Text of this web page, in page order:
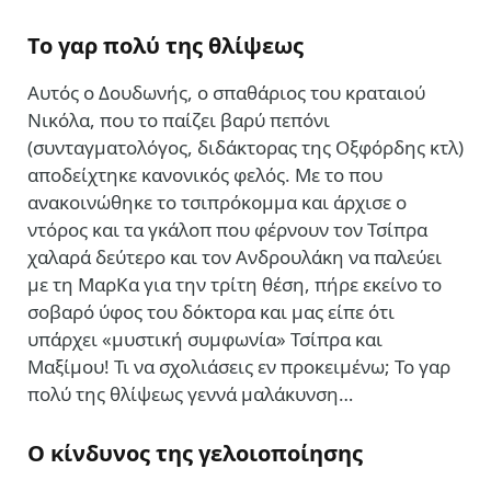
Το γαρ πολύ της θλίψεως
Αυτός ο Δουδωνής, ο σπαθάριος του κραταιού
Νικόλα, που το παίζει βαρύ πεπόνι
(συνταγματολόγος, διδάκτορας της Οξφόρδης κτλ)
αποδείχτηκε κανονικός φελός. Με το που
ανακοινώθηκε το τσιπρόκομμα και άρχισε ο
ντόρος και τα γκάλοπ που φέρνουν τον Τσίπρα
χαλαρά δεύτερο και τον Ανδρουλάκη να παλεύει
με τη ΜαρΚα για την τρίτη θέση, πήρε εκείνο το
σοβαρό ύφος του δόκτορα και μας είπε ότι
υπάρχει «μυστική συμφωνία» Τσίπρα και
Μαξίμου! Τι να σχολιάσεις εν προκειμένω; Το γαρ
πολύ της θλίψεως γεννά μαλάκυνση…
Ο κίνδυνος της γελοιοποίησης